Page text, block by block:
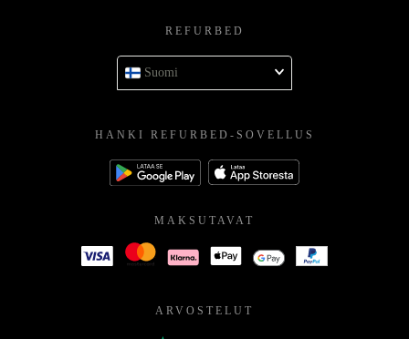
REFURBED
Suomi
HANKI REFURBED-SOVELLUS
MAKSUTAVAT
ARVOSTELUT